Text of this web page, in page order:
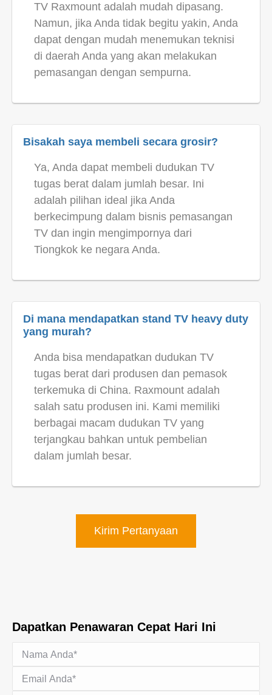
TV Raxmount adalah mudah dipasang.
Namun, jika Anda tidak begitu yakin, Anda
dapat dengan mudah menemukan teknisi
di daerah Anda yang akan melakukan
pemasangan dengan sempurna.
Bisakah saya membeli secara grosir?
Ya, Anda dapat membeli dudukan TV
tugas berat dalam jumlah besar. Ini
adalah pilihan ideal jika Anda
berkecimpung dalam bisnis pemasangan
TV dan ingin mengimpornya dari
Tiongkok ke negara Anda.
Di mana mendapatkan stand TV heavy duty
yang murah?
Anda bisa mendapatkan dudukan TV
tugas berat dari produsen dan pemasok
terkemuka di China. Raxmount adalah
salah satu produsen ini. Kami memiliki
berbagai macam dudukan TV yang
terjangkau bahkan untuk pembelian
dalam jumlah besar.
Kirim Pertanyaan
Dapatkan Penawaran Cepat Hari Ini